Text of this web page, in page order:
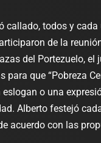
callado, todos y cada
de la
del Portezuelo, el
para que “Pobreza
o una
Alberto festejó
acuerdo con las